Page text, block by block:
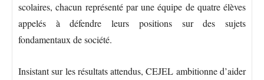
scolaires, chacun représenté par une équipe de quatre élèves
appelés à défendre leurs positions sur des sujets
fondamentaux de société.
Insistant sur les résultats attendus, CEJEL ambitionne d’aider